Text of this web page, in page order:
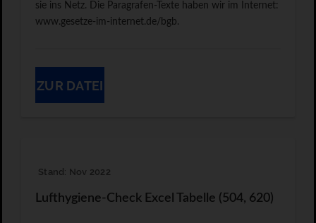
sie ins Netz. Die Paragrafen-Texte haben wir im Internet:
www.gesetze-im-internet.de/bgb.
ZUR DATEI
Stand: Nov 2022
Lufthygiene-Check Excel Tabelle (504, 620)